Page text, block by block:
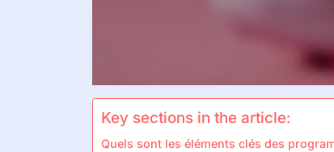
Key sections in the article:
Quels sont les éléments clés des